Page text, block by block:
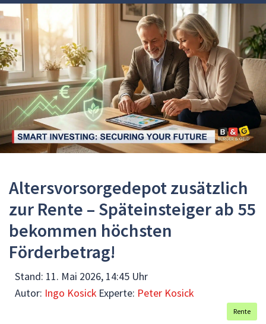
Altersvorsorgedepot zusätzlich
zur Rente – Späteinsteiger ab 55
bekommen höchsten
Förderbetrag!
Stand: 11. Mai 2026, 14:45 Uhr
Autor: Ingo Kosick Experte: Peter Kosick
Rente